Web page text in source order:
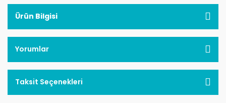
Ürün Bilgisi
Yorumlar
Taksit Seçenekleri